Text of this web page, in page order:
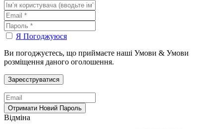
Я Погоджуюся
Ви погоджуєтесь, що приймаєте наші Умови & Умови
розміщення даного оголошення.
Відміна